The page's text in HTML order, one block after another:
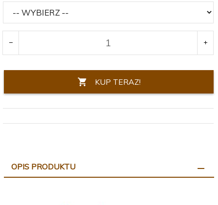
KUP TERAZ!
OPIS PRODUKTU